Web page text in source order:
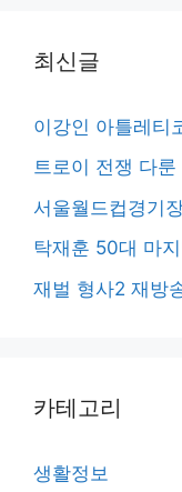
최신글
이강인 아틀레티
트로이 전쟁 다
서울월드컵경기
탁재훈 50대 마
재벌 형사2 재방
카테고리
생활정보